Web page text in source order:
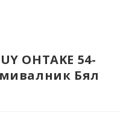
OHTAKE 54-
Бял